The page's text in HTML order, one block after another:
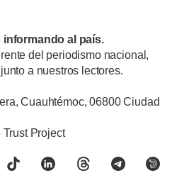
informando al país.
del periodismo nacional,
a nuestros lectores.
Cuauhtémoc, 06800 Ciudad
Project